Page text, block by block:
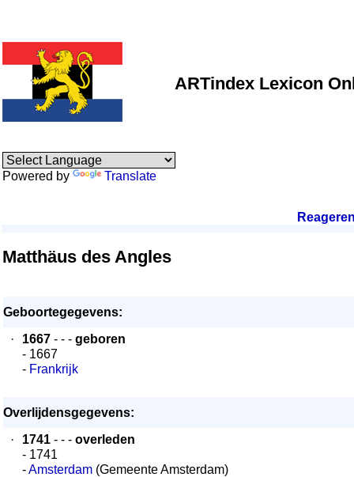
ARTindex Lexicon
Powered by Translate
Matthäus des Angles
Geboortegegevens:
·
1667 - - - geboren
- 1667
- Frankrijk
Overlijdensgegevens:
·
1741 - - - overleden
- 1741
-Amsterdam (Gemeente Amsterdam)